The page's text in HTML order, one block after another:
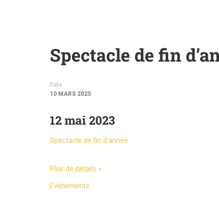
Spectacle de fin
Date
10 MARS 2025
12 mai 2023
Spectacle de fin d'année
Plus de détails »
Evènements